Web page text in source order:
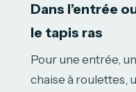
Dans l’entrée
le tapis ras
Pour une entrée,
chaise à roulettes,